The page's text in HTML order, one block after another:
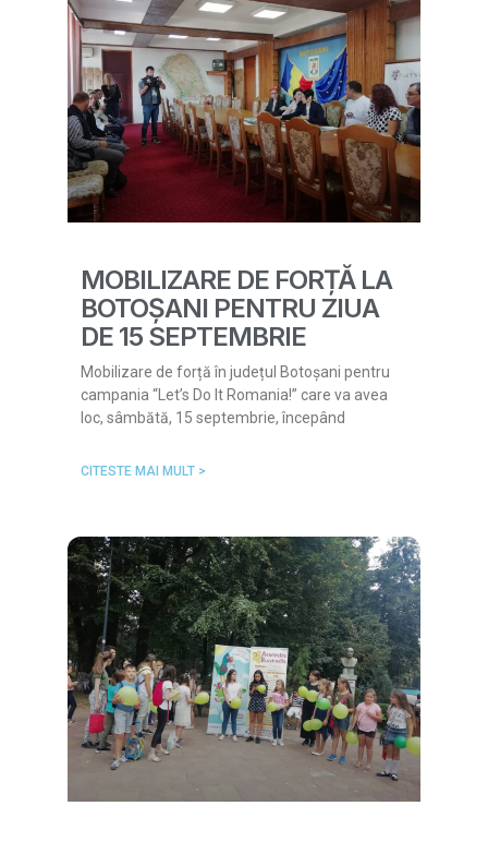
MOBILIZARE DE FORȚĂ LA
BOTOȘANI PENTRU ZIUA
DE 15 SEPTEMBRIE
Mobilizare de forță în județul Botoșani pentru
campania “Let’s Do It Romania!” care va avea
loc, sâmbătă, 15 septembrie, începând
CITESTE MAI MULT >